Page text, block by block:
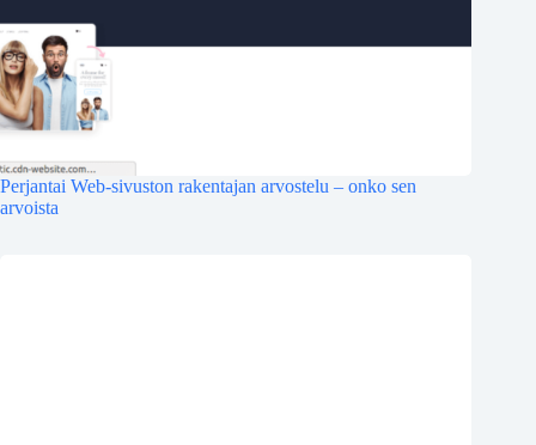
Perjantai Web-sivuston rakentajan arvostelu – onko sen
arvoista